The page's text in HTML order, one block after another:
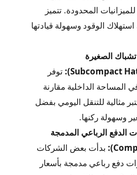
للميزانيات المحدودة. تتميز
الوقود وسهولة قيادتها
الصغيرة
توفر
المساحة الداخلية مقارنة
مثالية للتنقل اليومي بفضل
وسهولة ركنها.
الدفع الرباعي المدمجة
بدأت بعض الشركات
دفع رباعي مدمجة بأسعار